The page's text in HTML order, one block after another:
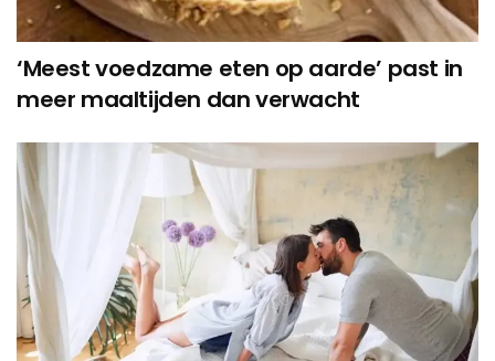
‘Meest voedzame eten op aarde’ past in
meer maaltijden dan verwacht